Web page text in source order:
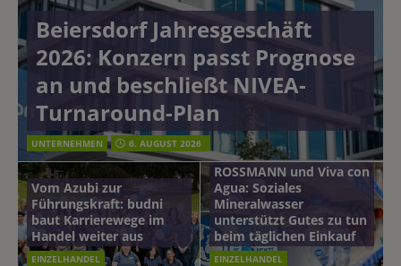
Beiersdorf Jahresgeschäft
2026: Konzern passt Prognose
an und beschließt NIVEA-
Turnaround-Plan
UNTERNEHMEN 6. AUGUST 2026
Vom Azubi zur
Führungskraft: budni
baut Karrierewege im
Handel weiter aus
EINZELHANDEL
ROSSMANN und Viva con
Agua: Soziales
Mineralwasser
unterstützt Gutes zu tun
beim täglichen Einkauf
EINZELHANDEL